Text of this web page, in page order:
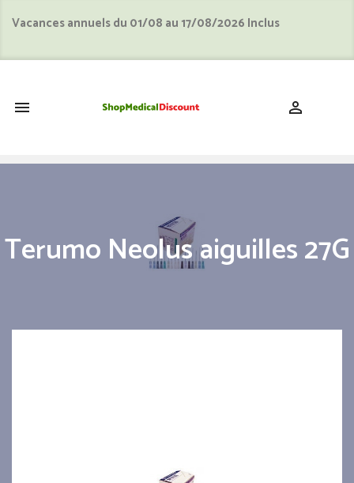
Vacances annuels du 01/08 au 17/08/2026 Inclus
 
Terumo Neolus aiguilles 27G